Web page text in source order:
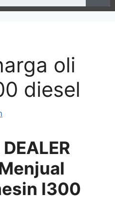
oli
diesel
l300